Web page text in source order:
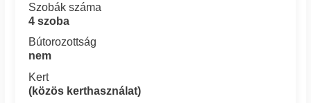
Szobák száma
4 szoba
Bútorozottság
nem
Kert
(közös kerthasználat)